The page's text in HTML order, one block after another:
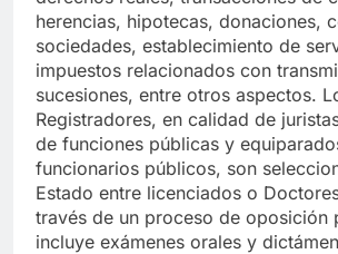
herencias, hipotecas, donaciones,
sociedades, establecimiento de
impuestos relacionados con
sucesiones, entre otros aspectos.
Registradores, en calidad de
de funciones públicas y
funcionarios públicos, son
Estado entre licenciados o
través de un proceso de oposición
incluye exámenes orales y